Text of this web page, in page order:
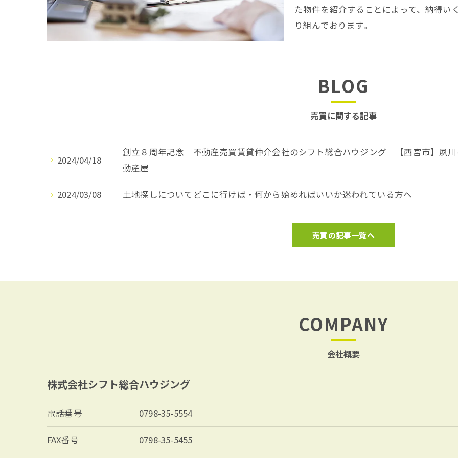
た物件を紹介することによって、納得
り組んでおります。
BLOG
売買に関する記事
2024/04/18
創立８周年記念 不動産売買賃貸仲介会社のシフト総合ハウジング 【西宮市】夙
動産屋
2024/03/08 土地探しについてどこに行けば・何から始めればいいか迷われている方へ
売買の記事一覧へ
COMPANY
会社概要
株式会社シフト総合ハウジング
電話番号 0798-35-5554
FAX番号 0798-35-5455